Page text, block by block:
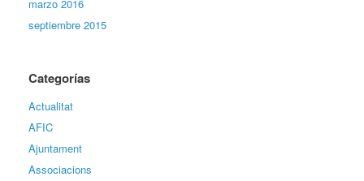
marzo 2016
septiembre 2015
Categorías
Actualitat
AFIC
Ajuntament
Associacions